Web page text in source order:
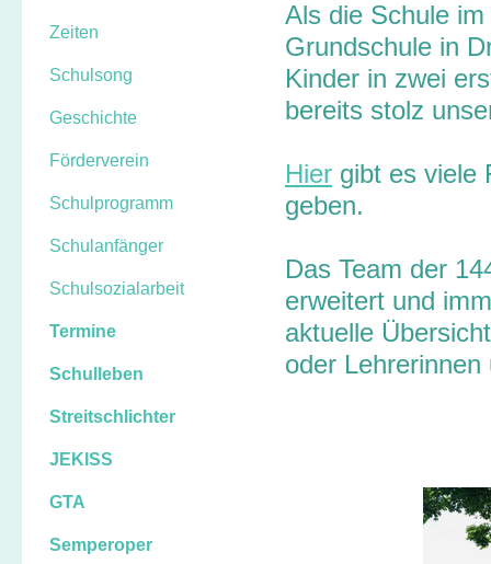
Zeiten
Schulsong
Geschichte
Förderverein
Schulprogramm
Schulanfänger
Schulsozialarbeit
Termine
Schulleben
Streitschlichter
JEKISS
GTA
Semperoper
Als die Schule
Grundschule in
Kinder in zwei
bereits stolz
Hier gibt es viele
geben.
Das Team der
erweitert und
aktuelle
oder